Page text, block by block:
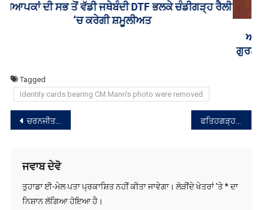
ਗੁਰਬਾਣੀ ਪ੍ਰਸਾਰਣ ਨਹੀਂ ਚਲਾਇਆ ਜਾ ਸਕਦਾ- ਐਡਵੋਕੇਟ ਧਾਮੀ
Tagged
Identity cards bearing CM Mann's photo were removed
ਸੰਪਾਦਨਾ
ਚਰਨਜੀਤ ਚੰਨੀ ਦੇ ਬਗਾਵਤੀ ਸੁਰਾਂ ਤੋਂ ਬਾਅਦ ਕਾਂਗਰਸ ਹਾਈਕਮਾਡ ਹਰਕਤ ‘ਚ ਆਈ ਫਤਿਹਗੜ੍ਹ ਸਾਹਿਬ ਵਿਖੇ ਬੰਦੀ ਸਿੰਘਾਂ ਦੀ ਰਿਹਾਈ ਲਈ ਰੇਲਾਂ ਰੋਕੀਆਂ
ਜਵਾਬ ਦੇਵੋ
ਤੁਹਾਡਾ ਈ-ਮੇਲ ਪਤਾ ਪ੍ਰਕਾਸ਼ਿਤ ਨਹੀਂ ਕੀਤਾ ਜਾਵੇਗਾ। ਲੋੜੀਂਦੇ ਖੇਤਰਾਂ 'ਤੇ*ਦਾ
ਨਿਸ਼ਾਨ ਲੱਗਿਆ ਹੋਇਆ ਹੈ।